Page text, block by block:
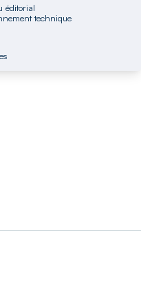
éditorial
technique